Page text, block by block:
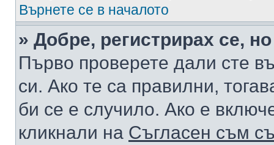
Върнете се в началото
» Добре, регистрирах се,
Първо проверете дали сте
си. Ако те са правилни,
би се е случило. Ако е
кликнали на Съгласен съм